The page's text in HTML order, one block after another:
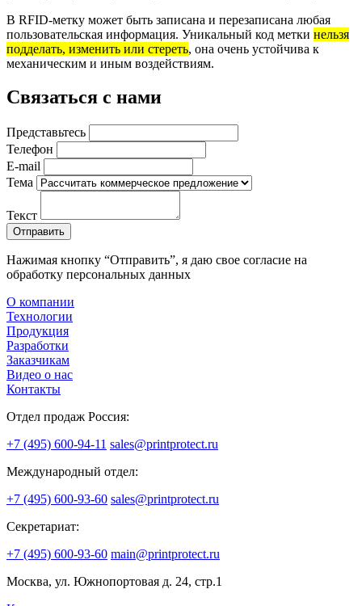
В RFID-метку может быть записана и перезаписана любая
пользовательская информация. Уникальный код метки нельзя
подделать, изменить или стереть, она очень устойчива к
механическим и иным воздействиям.
Связаться с нами
Представьтесь
Телефон
E-mail
Тема
Текст
Нажимая кнопку “Отправить”, я даю свое согласие на
обработку персональных данных
О компании
Технологии
Продукция
Разработки
Заказчикам
Видео о нас
Контакты
Отдел продаж Россия:
+7 (495) 600-94-11 sales@printprotect.ru
Международный отдел:
+7 (495) 600-93-60 sales@printprotect.ru
Секретариат:
+7 (495) 600-93-60 main@printprotect.ru
Москва, ул. Южнопортовая д. 24, стр.1